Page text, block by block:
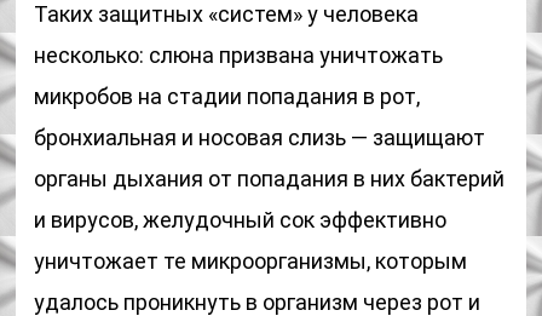
Таких защитных «систем» у человека
несколько: слюна призвана уничтожать
микробов на стадии попадания в рот,
бронхиальная и носовая слизь — защищают
органы дыхания от попадания в них бактерий
и вирусов, желудочный сок эффективно
уничтожает те микроорганизмы, которым
удалось проникнуть в организм через рот и